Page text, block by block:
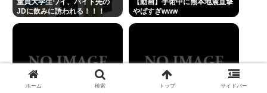
童貞大学生ワイ、バイト先の
JDに飲みに誘われる！！！
【動画】手術中に熊本地震直撃
やばすぎwww
ホーム 検索 トップ サイドバー